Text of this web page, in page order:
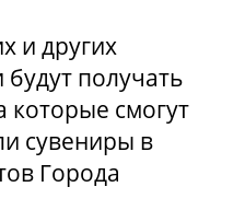
и других
получать
которые смогут
сувениры в
Города